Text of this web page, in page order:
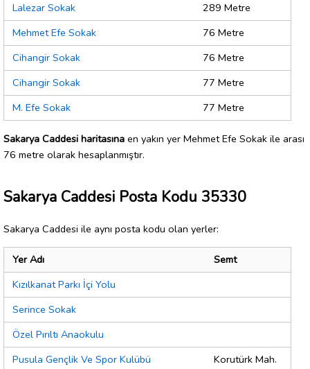
Lalezar Sokak
289 Metre
Mehmet Efe Sokak
76 Metre
Cihangir Sokak
76 Metre
Cihangir Sokak
77 Metre
M. Efe Sokak
77 Metre
Sakarya Caddesi haritasına en yakın yer Mehmet Efe Sokak ile arası
76 metre olarak hesaplanmıştır.
Sakarya Caddesi Posta Kodu 35330
Sakarya Caddesi ile aynı posta kodu olan yerler:
Yer Adı
Semt
Kızılkanat Parkı İçi Yolu
Serince Sokak
Özel Pırıltı Anaokulu
Pusula Gençlik Ve Spor Kulübü
Korutürk Mah.